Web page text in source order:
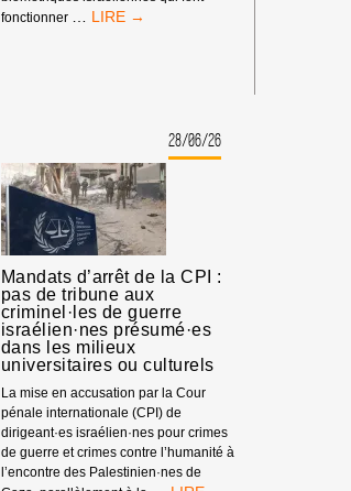
fonctionner
BOYCOTT
28/06/26
Mandats d’arrêt de la CPI :
pas de tribune aux
criminel·les de guerre
israélien·nes présumé·es
dans les milieux
universitaires ou culturels
La mise en accusation par la Cour
pénale internationale (CPI) de
dirigeant·es israélien·nes pour crimes
de guerre et crimes contre l’humanité à
l’encontre des Palestinien·nes de